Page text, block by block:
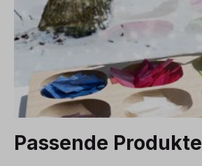
Passende Produkte